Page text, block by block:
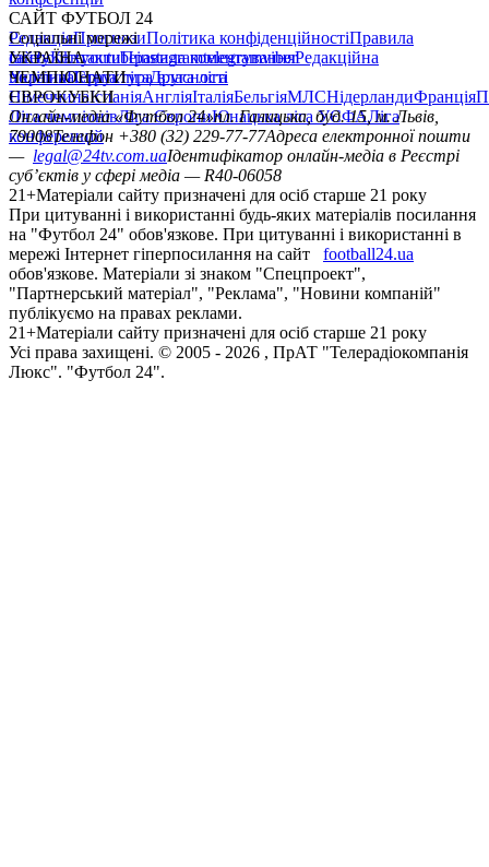
САЙТ ФУТБОЛ 24
РедакціяПрогнозиПолітика конфіденційностіПравила
сайтуКонтактиПравила коментуванняРедакційна
політикаСтруктура власності
Соціальні мережі
facebookxyoutubeinstagramtelegramviber
УКРАЇНА
УкраїнаПерша лігаДруга ліга
ЧЕМПІОНАТИ
НімеччинаІспаніяАнгліяІталіяБельгіяМЛСНідерландиФранція
ЄВРОКУБКИ
Ліга чемпіонівЛіга ЄвропиЮнацька ліга УЄФАЛіга
конференцій
Онлайн-медіа «Футбол 24»пл. Галицька, буд. 15, м. Львів,
79008Телефон +380 (32) 229-77-77Адреса електронної пошти
— legal@24tv.com.uaІдентифікатор онлайн-медіа в Реєстрі
суб’єктів у сфері медіа — R40-06058
21+Матеріали сайту призначені для осіб старше 21 року
При цитуванні і використанні будь-яких матеріалів посилання
на "Футбол 24" обов'язкове. При цитуванні і використанні в
мережі Інтернет гіперпосилання на сайт
football24.ua
обов'язкове. Матеріали зі знаком "Спецпроект",
"Партнерський матеріал", "Реклама", "Новини компаній"
публікуємо на правах реклами.
21+Матеріали сайту призначені для осіб старше 21 року
Усi права захищенi. © 2005 - 2026 , ПрАТ "Телерадіокомпанія
Люкс". "Футбол 24".